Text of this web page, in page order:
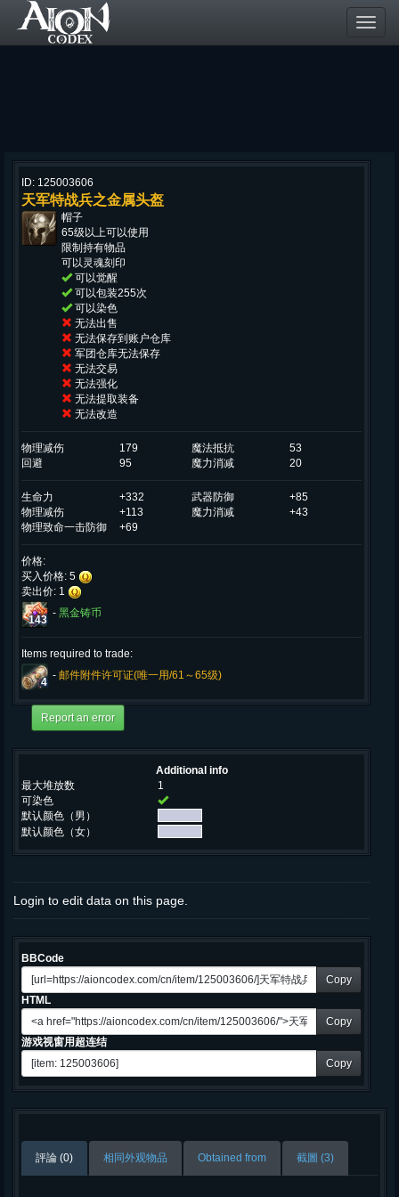
ID: 125003606
天军特战兵之金属头盔
帽子
65级以上可以使用
限制持有物品
可以灵魂刻印
可以觉醒
可以包装255次
可以染色
无法出售
无法保存到账户仓库
军团仓库无法保存
无法交易
无法强化
无法提取装备
无法改造
物理减伤 179 魔法抵抗
53
回避
95 魔力消减 20
生命力 +332 武器防御
+85
物理减伤
+113 魔力消减
+43
物理致命一击防御
+69
价格:
买入价格: 5
卖出价: 1
143
- 黑金铸币
Items required to trade:
4
- 邮件附件许可证(唯一用/61～65级)
Additional info
最大堆放数
1
可染色
默认颜色（男）
默认颜色（女）
Login to edit data on this page.
BBCode
Copy
HTML
Copy
游戏视窗用超连结
Copy
評論 (0) 相同外观物品 Obtained from 截圖 (3)